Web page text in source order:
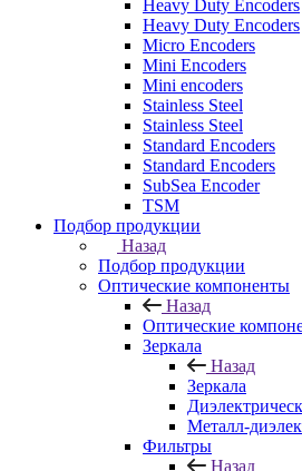
Heavy Duty Encoders
Heavy Duty Encoders
Micro Encoders
Mini Encoders
Mini encoders
Stainless Steel
Stainless Steel
Standard Encoders
Standard Encoders
SubSea Encoder
TSM
Подбор продукции
Назад
Подбор продукции
Оптические компоненты
Назад
Оптические
Зеркала
Назад
Зеркала
Металл-
Фильтры
Назад